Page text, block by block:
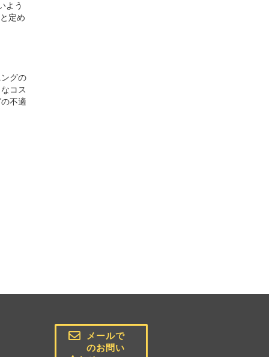
よう
定め
グの
コス
不適
メールで
のお問い